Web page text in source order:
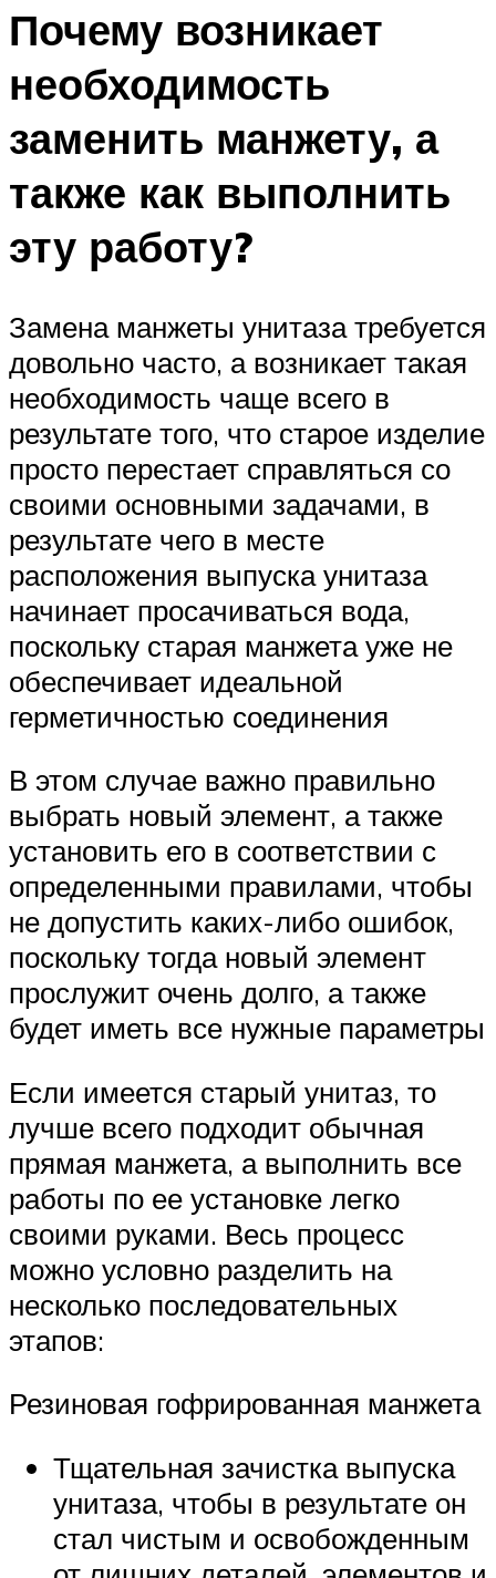
Почему возникает
необходимость
заменить манжету, а
также как выполнить
эту работу?
Замена манжеты унитаза требуется
довольно часто, а возникает такая
необходимость чаще всего в
результате того, что старое изделие
просто перестает справляться со
своими основными задачами, в
результате чего в месте
расположения выпуска унитаза
начинает просачиваться вода,
поскольку старая манжета уже не
обеспечивает идеальной
герметичностью соединения
В этом случае важно правильно
выбрать новый элемент, а также
установить его в соответствии с
определенными правилами, чтобы
не допустить каких-либо ошибок,
поскольку тогда новый элемент
прослужит очень долго, а также
будет иметь все нужные параметры
Если имеется старый унитаз, то
лучше всего подходит обычная
прямая манжета, а выполнить все
работы по ее установке легко
своими руками. Весь процесс
можно условно разделить на
несколько последовательных
этапов:
Резиновая гофрированная манжета
Тщательная зачистка выпуска
унитаза, чтобы в результате он
стал чистым и освобожденным